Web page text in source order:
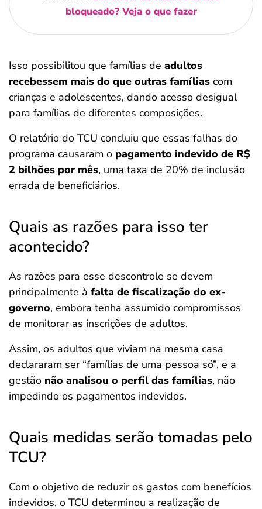
bloqueado? Veja o que fazer
Isso possibilitou que famílias de adultos
recebessem mais do que outras famílias com
crianças e adolescentes, dando acesso desigual
para famílias de diferentes composições.
O relatório do TCU concluiu que essas falhas do
programa causaram o pagamento indevido de R$
2 bilhões por mês, uma taxa de 20% de inclusão
errada de beneficiários.
Quais as razões para isso ter
acontecido?
As razões para esse descontrole se devem
principalmente à falta de fiscalização do ex-
governo, embora tenha assumido compromissos
de monitorar as inscrições de adultos.
Assim, os adultos que viviam na mesma casa
declararam ser “famílias de uma pessoa só”, e a
gestão não analisou o perfil das famílias, não
impedindo os pagamentos indevidos.
Quais medidas serão tomadas pelo
TCU?
Com o objetivo de reduzir os gastos com benefícios
indevidos, o TCU determinou a realização de